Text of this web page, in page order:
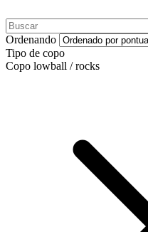
Ordenando
Tipo de copo
Copo lowball / rocks